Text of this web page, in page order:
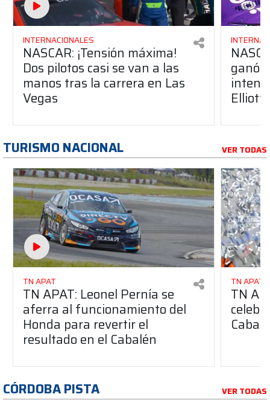
INTERNACIONALES
NASCAR: ¡Tensión máxima!
Dos pilotos casi se van a las
manos tras la carrera en Las
Vegas
ganó
Elliott
TURISMO NACIONAL VER TODAS
TN APAT
TN APAT: Leonel Pernía se
aferra al funcionamiento del
Honda para revertir el
resultado en el Cabalén
TN APAT
TN
CÓRDOBA PISTA VER TODAS